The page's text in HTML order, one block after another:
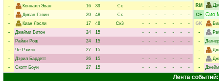
-
Конналл Эван 16 39 Ск - - - - - -
-
-
Дилан Гэвин 20 48 Ск - - - - - -
-
-
Киан Лэсли 17 48 Ск3 - - - - - -
-
-
Джайми Битон 24 15 - - - - - -
-
-
Райан Рош 24 15 - - - - - -
-
-
Че Рэмзи 27 15 - - - - - -
-
-
Дэрил Бардетт 26 15 - - - - - -
-
-
Скотт Боуи 27 15 - - - - - - -
RM
CF Сио
GK
-
-
-
-
-
Лента событий: